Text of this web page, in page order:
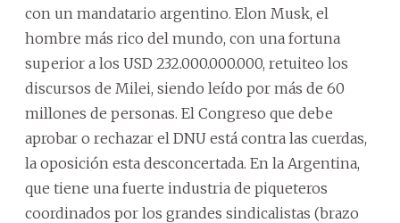
con un mandatario argentino. Elon Musk, el
hombre más rico del mundo, con una fortuna
superior a los USD 232.000.000.000, retuiteo los
discursos de Milei, siendo leído por más de 60
millones de personas. El Congreso que debe
aprobar o rechazar el DNU está contra las cuerdas,
la oposición esta desconcertada. En la Argentina,
que tiene una fuerte industria de piqueteros
coordinados por los grandes sindicalistas (brazo